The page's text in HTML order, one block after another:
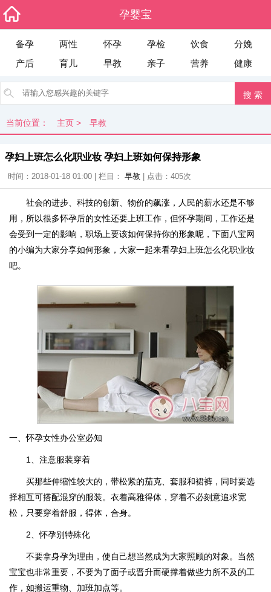
孕婴宝
备孕 两性 怀孕 孕检 饮食
分娩
产后
育儿 早教 亲子 营养 健康
当前位置： 主页 > 早教
孕妇上班怎么化职业妆 孕妇上班如何保持形象
时间：2018-01-18 01:00 | 栏目： 早教 | 点击： 405次
社会的进步、科技的创新、物价的飙涨，人民的薪水还是不够
用，所以很多怀孕后的女性还要上班工作，但怀孕期间，工作还是
会受到一定的影响，职场上要该如何保持你的形象呢，下面八宝网
的小编为大家分享如何形象，大家一起来看孕妇上班怎么化职业妆
吧。
一、怀孕女性办公室必知
1、注意服装穿着
买那些伸缩性较大的，带松紧的茄克、套服和裙裤，同时要选
择相互可搭配混穿的服装。衣着高雅得体，穿着不必刻意追求宽
松，只要穿着舒服，得体，合身。
2、怀孕别特殊化
不要拿身孕为理由，使自己想当然成为大家照顾的对象。当然
宝宝也非常重要，不要为了面子或晋升而硬撑着做些力所不及的工
作，如搬运重物、加班加点等。